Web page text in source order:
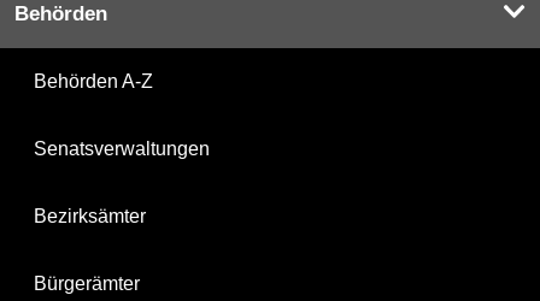
Behörden
Behörden A-Z
Senatsverwaltungen
Bezirksämter
Bürgerämter